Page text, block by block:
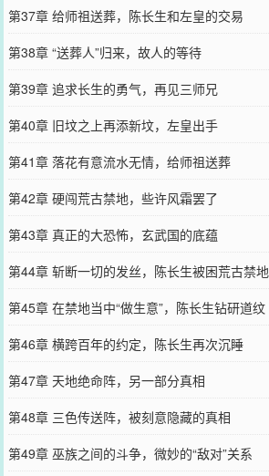
第37章 给师祖送葬，陈长生和左皇的交易
第38章 “送葬人”归来，故人的等待
第39章 追求长生的勇气，再见三师兄
第40章 旧坟之上再添新坟，左皇出手
第41章 落花有意流水无情，给师祖送葬
第42章 硬闯荒古禁地，些许风霜罢了
第43章 真正的大恐怖，玄武国的底蕴
第44章 斩断一切的发丝，陈长生被困荒古禁地
第45章 在禁地当中“做生意”，陈长生钻研道纹
第46章 横跨百年的约定，陈长生再次沉睡
第47章 天地绝命阵，另一部分真相
第48章 三色传送阵，被刻意隐藏的真相
第49章 巫族之间的斗争，微妙的“敌对”关系